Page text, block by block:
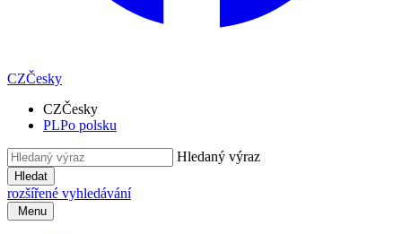
CZČesky
CZČesky
PLPo polsku
Hledaný výraz
Hledat
rozšířené vyhledávání
Menu